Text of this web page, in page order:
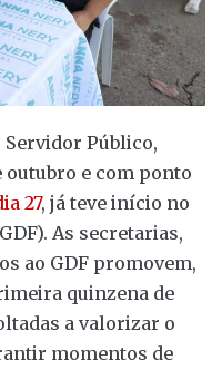
Servidor Público,
outubro e com ponto
27, já teve início no
As secretarias,
ao GDF promovem,
quinzena de
a valorizar o
momentos de